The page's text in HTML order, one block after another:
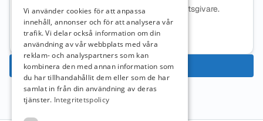
Ingen beskrivning tillgänglig för denna arbetsgivare.
Mer information om arbetsgivaren
Ansök nu
Vi använder cookies för att anpassa
innehåll, annonser och för att analysera vår
trafik. Vi delar också information om din
användning av vår webbplats med våra
reklam- och analyspartners som kan
kombinera den med annan information som
du har tillhandahållit dem eller som de har
samlat in från din användning av deras
tjänster. Integritetspolicy